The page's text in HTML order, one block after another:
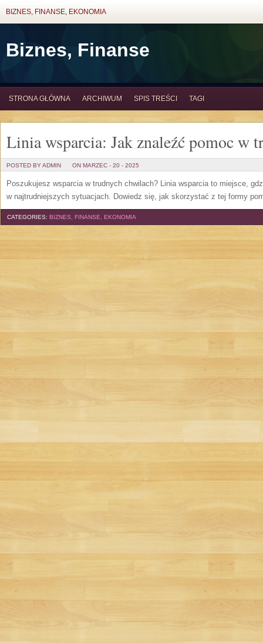
BIZNES, FINANSE, EKONOMIA
Biznes, Finanse
STRONA GŁÓWNA ARCHIWUM SPIS TREŚCI TAGI
Linia wsparcia: Jak znaleźć pomoc w
POSTED BY ADMIN ON MARZEC - 20 - 2025
Poszukujesz wsparcia w trudnych chwilach? Linia wsparcia to miejsce,
w najtrudniejszych sytuacjach. Dowiedz się, jak skorzystać z tej formy
CATEGORIES: BIZNES, FINANSE, EKONOMIA